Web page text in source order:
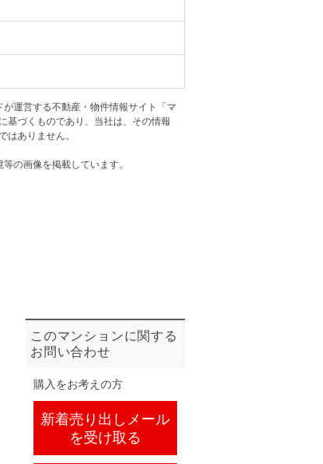
い1プラス（お役立ちコラム）
い1プラス（お役立ちコラム）
運営する不動産・物件情報サイト「マ
基づくものであり、当社は、その情報
はありません。
の画像を掲載しています。
このマンションに関する
お問い合わせ
購入をお考えの方
新着売り出しメール
を受け取る